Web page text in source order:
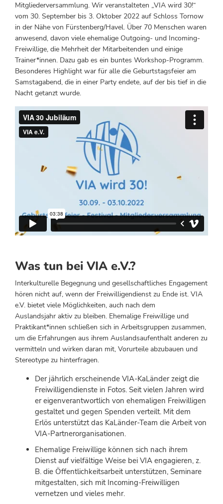
Mitgliederversammlung. Wir veranstalteten „VIA wird 30!“
vom 30. September bis 3. Oktober 2022 auf Schloss Tornow
in der Nähe von Fürstenberg/Havel. Über 70 Menschen waren
anwesend, davon viele ehemalige Outgoing- und Incoming-
Freiwillige, die Mehrheit der Mitarbeitenden und einige
Trainer*innen. Dazu gab es ein buntes Workshop-Programm.
Besonderes Highlight war für alle die Geburtstagsfeier am
Samstagabend, die in einer Party endete, auf der bis tief in die
Nacht getanzt wurde.
Was tun bei VIA e.V.?
Interkulturelle Begegnung und gesellschaftliches Engagement
hören nicht auf, wenn der Freiwilligendienst zu Ende ist. VIA
e.V. bietet viele Möglichkeiten, auch nach dem
Auslandsjahr aktiv zu bleiben. Ehemalige Freiwillige und
Praktikant*innen schließen sich in Arbeitsgruppen zusammen,
um die Erfahrungen aus ihrem Auslandsaufenthalt anderen zu
vermitteln und wirken daran mit, Vorurteile abzubauen und
Stereotype zu hinterfragen.
Der jährlich erscheinende VIA-KaLänder zeigt die
Freiwilligendienste in Fotos. Seit vielen Jahren wird
er eigenverantwortlich von ehemaligen Freiwilligen
gestaltet und gegen Spenden verteilt. Mit dem
Erlös unterstützt das KaLänder-Team die Arbeit von
VIA-Partnerorganisationen.
Ehemalige Freiwillige können sich nach ihrem
Dienst auf vielfältige Weise bei VIA engagieren, z.
B. die Öffentlichkeitsarbeit unterstützen, Seminare
mitgestalten, sich mit Incoming-Freiwilligen
vernetzen und vieles mehr.